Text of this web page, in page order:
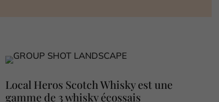
Local Heros Scotch Whisky est une
gamme de 3 whisky écossais